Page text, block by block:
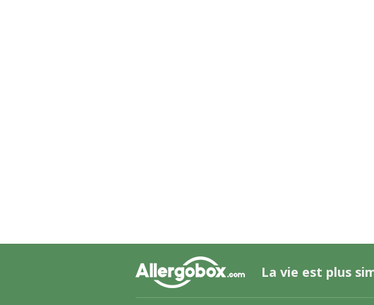
La vie est plus